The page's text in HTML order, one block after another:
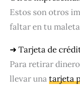
Estos son otros
faltar en tu
➜ Tarjeta de
Para retirar
llevar unatarjeta